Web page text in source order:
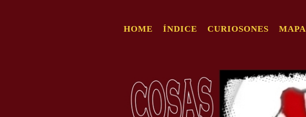
HOME ÍNDICE CURIOSONES MAPA